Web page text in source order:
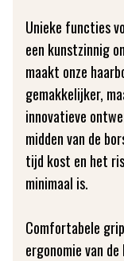
Unieke functies
een kunstzinnig
maakt onze
gemakkelijker,
innovatieve
midden van de
tijd kost en het
minimaal is.
Comfortabele
ergonomie van